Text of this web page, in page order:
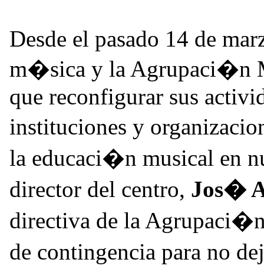
Desde el pasado 14 de
m�sica y la Agrupaci�n
que reconfigurar sus
instituciones y
la educaci�n musical en
director del centro, Jos�
directiva de la
de contingencia para no